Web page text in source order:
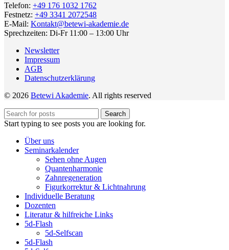
Telefon: +49 176 1032 1762
Festnetz: +49 3341 2072548
E-Mail: Kontakt@betewi-akademie.de
Sprechzeiten: Di-Fr 11:00 – 13:00 Uhr
Newsletter
Impressum
AGB
Datenschutzerklärung
© 2026 Betewi Akademie. All rights reserved
Search
Start typing to see posts you are looking for.
Über uns
Seminarkalender
Sehen ohne Augen
Quantenharmonie
Zahnregeneration
Figurkorrektur & Lichtnahrung
Individuelle Beratung
Dozenten
Literatur & hilfreiche Links
5d-Flash
5d-Selfscan
5d-Flash